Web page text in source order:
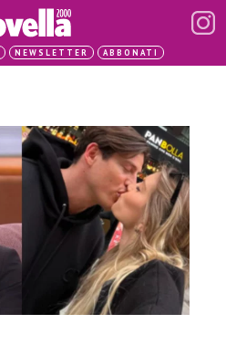
NEWSLETTER ABBONATI